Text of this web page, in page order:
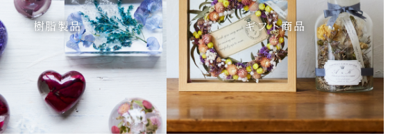
樹脂製品 ギフト商品